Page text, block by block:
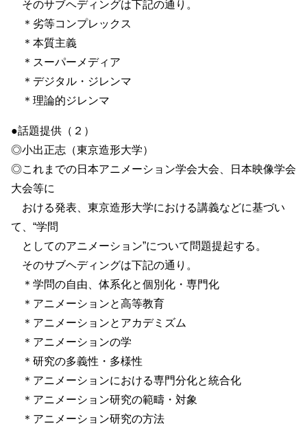
そのサブヘディングは下記の通り。
＊劣等コンプレックス
＊本質主義
＊スーパーメディア
＊デジタル・ジレンマ
＊理論的ジレンマ
●話題提供（２）
◎小出正志（東京造形大学）
◎これまでの日本アニメーション学会大会、日本映像学会
大会等に
おける発表、東京造形大学における講義などに基づい
て、“学問
としてのアニメーション”について問題提起する。
そのサブヘディングは下記の通り。
＊学問の自由、体系化と個別化・専門化
＊アニメーションと高等教育
＊アニメーションとアカデミズム
＊アニメーションの学
＊研究の多義性・多様性
＊アニメーションにおける専門分化と統合化
＊アニメーション研究の範疇・対象
＊アニメーション研究の方法